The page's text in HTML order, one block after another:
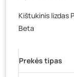
Baravykų
K.
Šaltupės
Kištukinis lizdas
Beta
Prekės tipas